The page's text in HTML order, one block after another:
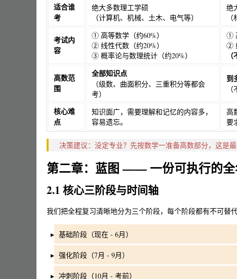
适合谁
考
绝大多数理工学硕
（计算机、机械、土木、电气等）
绝
考试内
容
① 高等数学（约60%）
② 线性代数（约20%）
③ 概率论与数理统计（约20%）
①
②
高数范
围
全部知识点
（级数、曲面积分、三重积分等都会
考）
到
核心难
点
知识面广，需要理解和记忆的内容多，
容易遗忘。
高
要
决策建议：没定专业？先按数学一准备高数部分，这是
第二章：蓝图 —— 一份可执行的全
2.1 核心三阶段与时间轴
我们把全程复习清晰地分为三个阶段，每个阶段都有不可替代
基础阶段（现在 - 6月）
强化阶段（7月 - 9月）
冲刺阶段（10月 - 考前）